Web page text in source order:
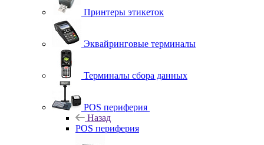
Принтеры этикеток
Эквайринговые терминалы
Терминалы сбора данных
POS периферия
Назад
POS периферия